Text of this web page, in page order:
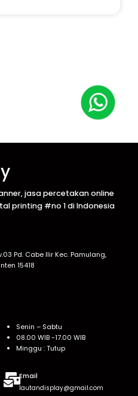
jasa percetakan online
printing #no 1 di Indonesia
Pd. Cabe Ilir Kec. Pamulang,
15418
Senin – Sabtu
08.00 WIB -17.00 WIB
Minggu : Tutup
Email
lautandisplay@gmail.com